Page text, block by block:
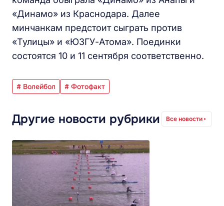
«Динамо» из Краснодара. Далее
минчанкам предстоит сыграть против
«Тулицы» и «ЮЗГУ-Атома». Поединки
состоятся 10 и 11 сентября соответственно.
# Волейбол # Фотофакт
Другие новости рубрики Все новости